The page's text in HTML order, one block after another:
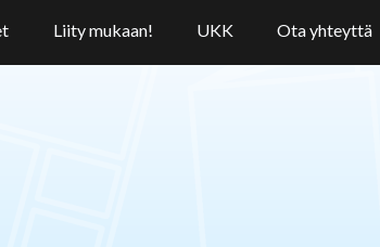
Liity mukaan! UKK Ota yhteyttä